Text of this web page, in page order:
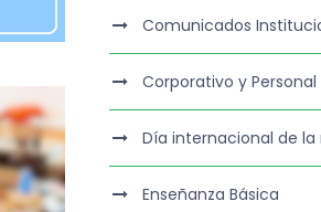
Comunicados
Corporativo y Personal
Día internacional de la
Enseñanza Básica